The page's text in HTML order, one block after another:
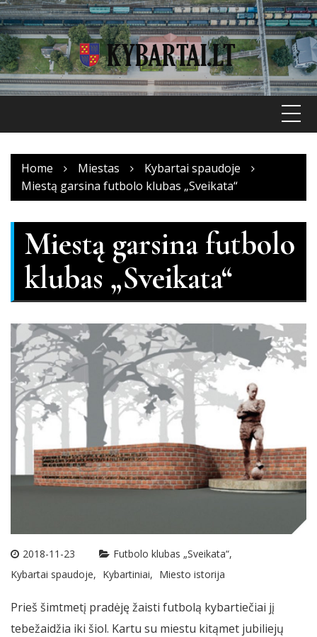
Skip
to
content
Home Miestas
Kybartai spaudoje
Miestą garsina futbolo klubas „Sveikata“
Miestą garsina futbolo
klubas „Sveikata“
2018-11-23
Futbolo klubas „Sveikata“
Kybartai spaudoje
Kybartiniai Miesto istorija
Prieš šimtmetį pradėję žaisti futbolą kybartiečiai jį
tebežaidžia iki šiol. Kartu su miestu kitąmet jubiliejų